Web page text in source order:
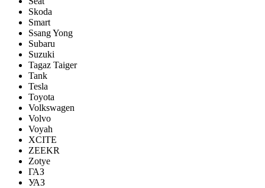
Skoda
Smart
Ssang Yong
Subaru
Suzuki
Tagaz Taiger
Tank
Tesla
Toyota
Volkswagen
Volvo
Voyah
XCITE
ZEEKR
Zotye
ГАЗ
УАЗ